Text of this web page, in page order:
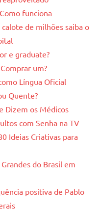
funciona
de milhões saiba o
e graduate?
um?
Língua Oficial
Quente?
Dizem os Médicos
com Senha na TV
Ideias Criativas para
do Brasil em
positiva de Pablo